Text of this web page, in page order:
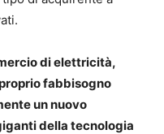
di elettricità,
fabbisogno
un nuovo
della tecnologia